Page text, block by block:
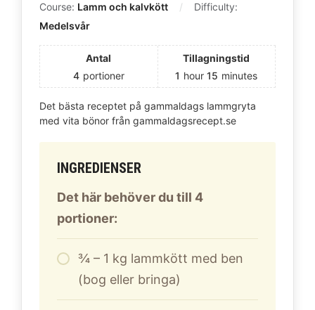
Course: Lamm och kalvkött
Difficulty:
Medelsvår
Antal
4 portioner
Tillagningstid
1 hour15 minutes
Det bästa receptet på gammaldags lammgryta
med vita bönor från gammaldagsrecept.se
INGREDIENSER
Det här behöver du till 4
portioner:
¾ – 1 kg lammkött med ben
(bog eller bringa)